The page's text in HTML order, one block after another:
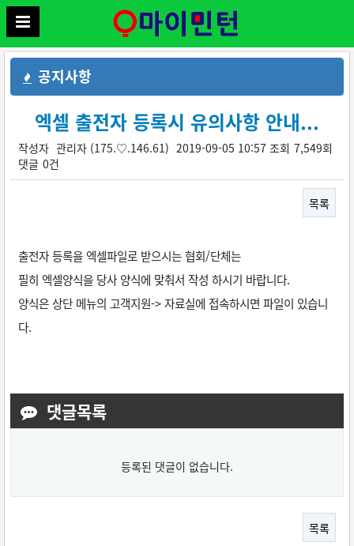
공지사항
엑셀 출전자 등록시 유의사항 안내...
작성자 관리자 (175.♡.146.61) 2019-09-05 10:57 조회 7,549회
댓글 0건
목록
본문
출전자 등록을 엑셀파일로 받으시는 협회/단체는
필히 엑셀양식을 당사 양식에 맞춰서 작성 하시기 바랍니다.
양식은 상단 메뉴의 고객지원-> 자료실에 접속하시면 파일이 있습니
다.
댓글목록
등록된 댓글이 없습니다.
목록